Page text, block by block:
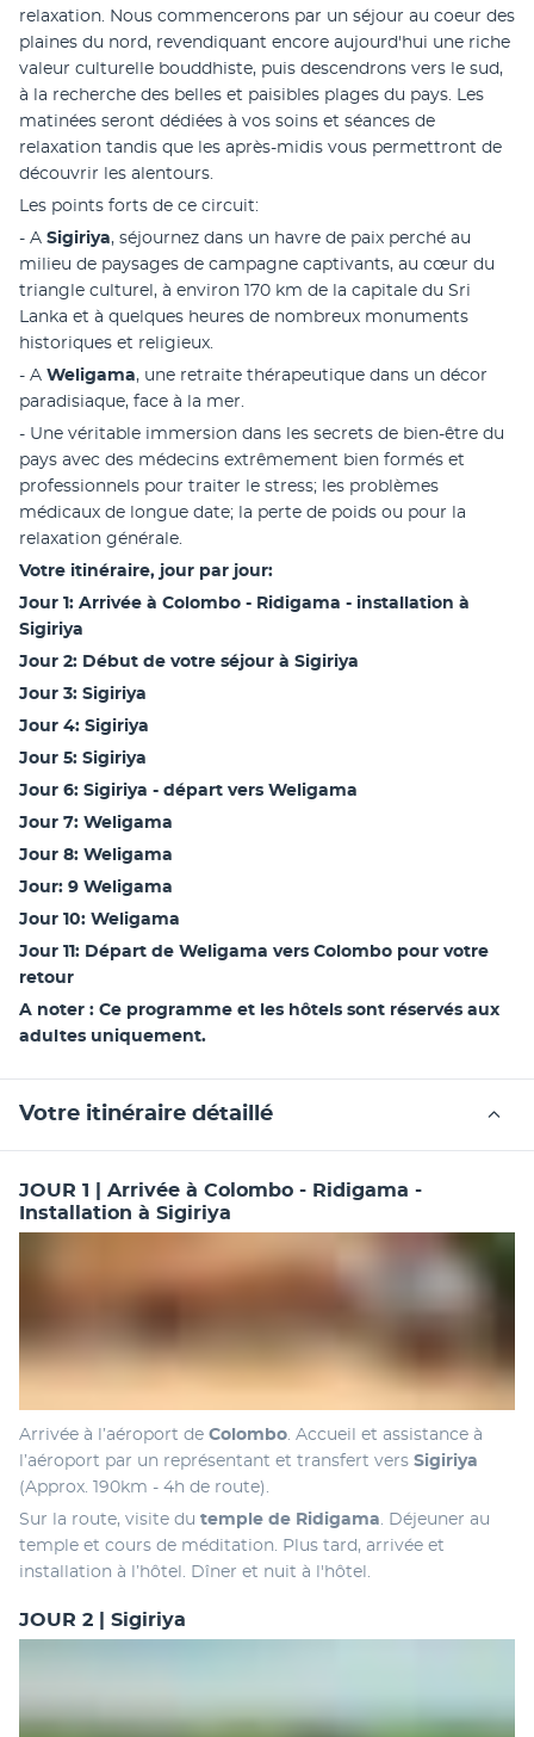
relaxation. Nous commencerons par un séjour au coeur des
plaines du nord, revendiquant encore aujourd'hui une riche
valeur culturelle bouddhiste, puis descendrons vers le sud,
à la recherche des belles et paisibles plages du pays. Les
matinées seront dédiées à vos soins et séances de
relaxation tandis que les après-midis vous permettront de
découvrir les alentours.
Les points forts de ce circuit:
- A Sigiriya, séjournez dans un havre de paix perché au
milieu de paysages de campagne captivants, au cœur du
triangle culturel, à environ 170 km de la capitale du Sri
Lanka et à quelques heures de nombreux monuments
historiques et religieux.
- A Weligama, une retraite thérapeutique dans un décor
paradisiaque, face à la mer.
- Une véritable immersion dans les secrets de bien-être du
pays avec des médecins extrêmement bien formés et
professionnels pour traiter le stress; les problèmes
médicaux de longue date; la perte de poids ou pour la
relaxation générale.
Votre itinéraire, jour par jour:
Jour 1: Arrivée à Colombo - Ridigama - installation à
Sigiriya
Jour 2: Début de votre séjour à Sigiriya
Jour 3: Sigiriya
Jour 4: Sigiriya
Jour 5: Sigiriya
Jour 6: Sigiriya - départ vers Weligama
Jour 7: Weligama
Jour 8: Weligama
Jour: 9 Weligama
Jour 10: Weligama
Jour 11: Départ de Weligama vers Colombo pour votre
retour
A noter : Ce programme et les hôtels sont réservés aux
adultes uniquement.
Votre itinéraire détaillé
JOUR 1 | Arrivée à Colombo - Ridigama -
Installation à Sigiriya
Arrivée à l’aéroport de Colombo. Accueil et assistance à
l’aéroport par un représentant et transfert vers Sigiriya
(Approx. 190km - 4h de route).
Sur la route, visite du temple de Ridigama. Déjeuner au
temple et cours de méditation. Plus tard, arrivée et
installation à l’hôtel. Dîner et nuit à l'hôtel.
JOUR 2 | Sigiriya